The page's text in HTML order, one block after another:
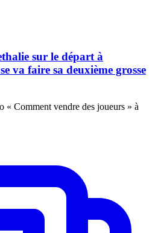
sur le départ à
va faire sa deuxième grosse
« Comment vendre des joueurs » à